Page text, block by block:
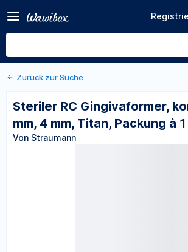
konisch, ⌀ 5 mm, 4 mm,
Titan, Packung à 1 Stück
Von Straumann
Zurück
Zurück zur Suche
Steriler RC Gingivaformer,
mm, 4 mm, Titan, Packung à
Von Straumann